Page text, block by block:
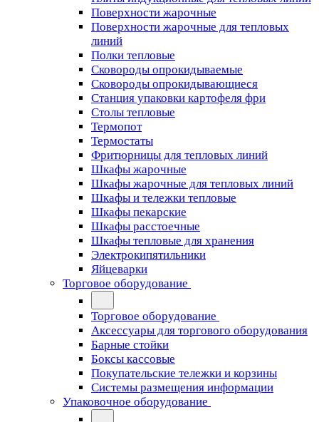
Поверхности жарочные
Поверхности жарочные для тепловых
линий
Полки тепловые
Сковороды опрокидываемые
Сковороды опрокидывающиеся
Станция упаковки картофеля фри
Столы тепловые
Термопот
Термостаты
Фритюрницы для тепловых линий
Шкафы жарочные
Шкафы жарочные для тепловых линий
Шкафы и тележки тепловые
Шкафы пекарские
Шкафы расстоечные
Шкафы тепловые для хранения
Электрокипятильники
Яйцеварки
Торговое оборудование
Торговое оборудование
Аксессуары для торгового оборудования
Барные стойки
Боксы кассовые
Покупательские тележки и корзины
Системы размещения информации
Упаковочное оборудование